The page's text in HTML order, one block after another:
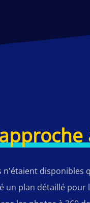
n'étaient
un plan détaillé pour